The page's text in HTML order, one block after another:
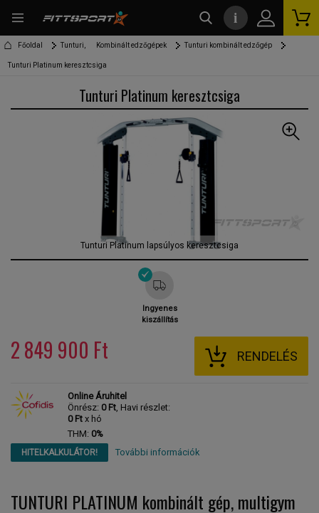
Főoldal Tunturi, Kombinált edzőgépek Tunturi kombinált edzőgép
Tunturi Platinum keresztcsiga
Tunturi Platinum keresztcsiga
Tunturi Platinum lapsúlyos keresztcsiga
Ingyenes
kiszállítás
2 849 900 Ft RENDELÉS
Online Áruhitel
Önrész: 0 Ft, Havi részlet:
0 Ft x hó
THM: 0%
HITELKALKULÁTOR! További információk
TUNTURI PLATINUM kombinált gép, multigym
i
kereső